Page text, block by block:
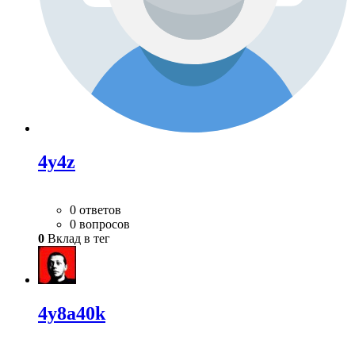
4y4z
0 ответов
0 вопросов
0 Вклад в тег
4y8a40k